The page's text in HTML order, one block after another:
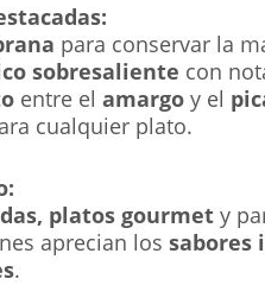
para conservar la
sobresaliente con
entre el amargoy el
cualquier plato.
platos gourmety
aprecian los sabores
.